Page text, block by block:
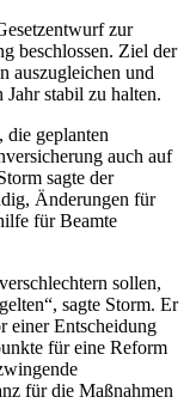
zur
beschlossen. Ziel der
auszugleichen und
stabil zu halten.
geplanten
auch auf
sagte der
Änderungen für
für Beamte
sollen,
sagte Storm. Er
einer Entscheidung
für eine Reform
für die Maßnahmen